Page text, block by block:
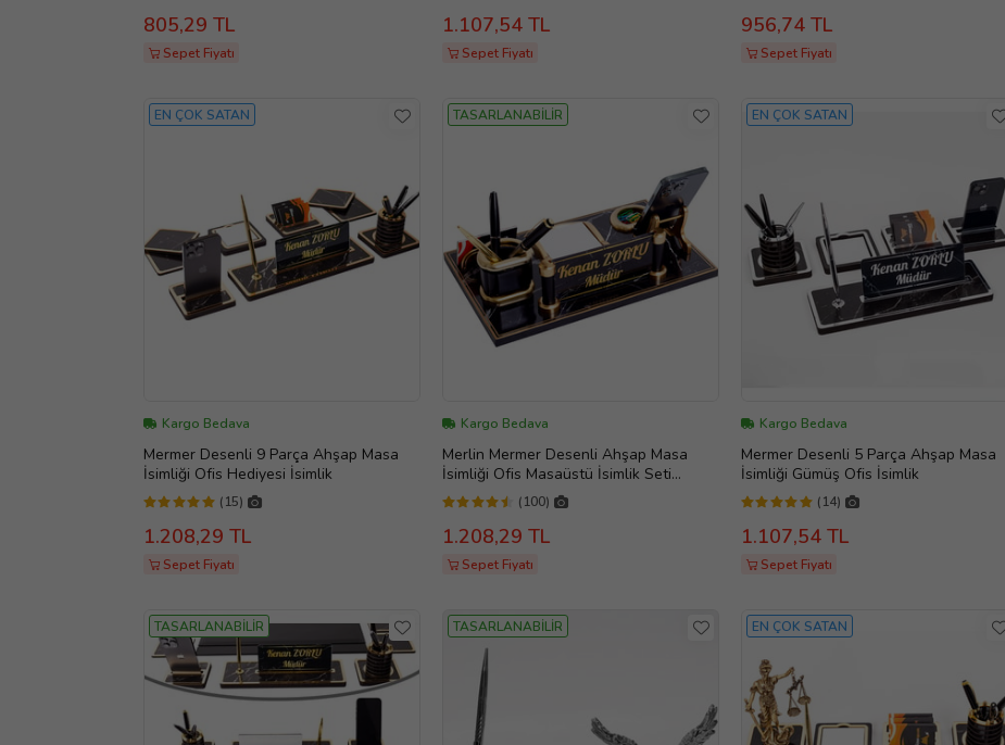
805,29 TL
Sepet Fiyatı
1.107,54 TL
Sepet Fiyatı
956,74 TL
Sepet Fiyatı
EN ÇOK SATAN
Kargo Bedava
Mermer Desenli 9 Parça Ahşap Masa
İsimliği Ofis Hediyesi İsimlik
(15)
1.208,29 TL
Sepet Fiyatı
TASARLANABİLİR
Kargo Bedava
Merlin Mermer Desenli Ahşap Masa
İsimliği Ofis Masaüstü İsimlik Seti
Hediye
(100)
1.208,29 TL
Sepet Fiyatı
EN ÇOK SATAN
Kargo Bedava
Mermer Desenli 5 Parça Ahşap Masa
İsimliği Gümüş Ofis İsimlik
(14)
1.107,54 TL
Sepet Fiyatı
TASARLANABİLİR TASARLANABİLİR EN ÇOK SATAN